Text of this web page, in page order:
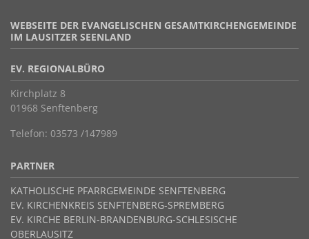
WEBSEITE DER EVANGELISCHEN GESAMTKIRCHENGEMEINDE
IM LAUSITZER SEENLAND
EV. REGIONALBÜRO
Kirchplatz 8
01968 Senftenberg
Telefon: 03573 /147989
PARTNER
KATHOLISCHE PFARRGEMEINDE SENFTENBERG
EV. KIRCHENKREIS SENFTENBERG-SPREMBERG
EV. KIRCHE BERLIN-BRANDENBURG-SCHLESISCHE
OBERLAUSITZ